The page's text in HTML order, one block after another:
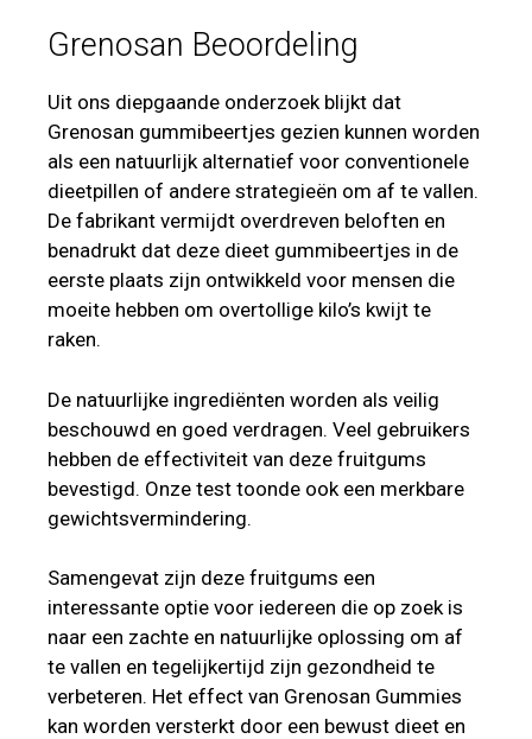
Grenosan Beoordeling
Uit ons diepgaande onderzoek blijkt dat
Grenosan gummibeertjes gezien kunnen worden
als een natuurlijk alternatief voor conventionele
dieetpillen of andere strategieën om af te vallen.
De fabrikant vermijdt overdreven beloften en
benadrukt dat deze dieet gummibeertjes in de
eerste plaats zijn ontwikkeld voor mensen die
moeite hebben om overtollige kilo’s kwijt te
raken.
De natuurlijke ingrediënten worden als veilig
beschouwd en goed verdragen. Veel gebruikers
hebben de effectiviteit van deze fruitgums
bevestigd. Onze test toonde ook een merkbare
gewichtsvermindering.
Samengevat zijn deze fruitgums een
interessante optie voor iedereen die op zoek is
naar een zachte en natuurlijke oplossing om af
te vallen en tegelijkertijd zijn gezondheid te
verbeteren. Het effect van Grenosan Gummies
kan worden versterkt door een bewust dieet en